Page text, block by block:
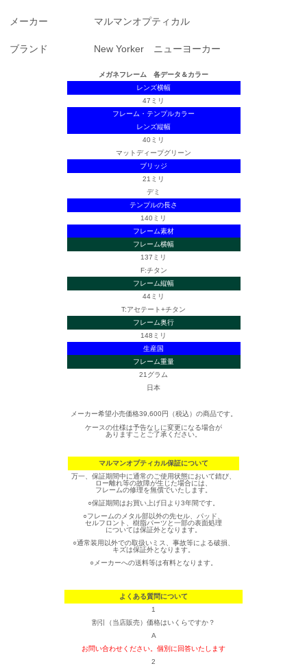
メーカー マルマンオプティカル
ブランド New Yorker ニューヨーカー
メガネフレーム 各データ＆カラー
レンズ横幅
47ミリ
フレーム・テンプルカラー
レンズ縦幅
40ミリ
マットディープグリーン
ブリッジ
21ミリ
デミ
テンプルの長さ
140ミリ
フレーム素材
フレーム横幅
137ミリ
F:チタン
フレーム縦幅
44ミリ
T:アセテート+チタン
フレーム奥行
148ミリ
生産国
フレーム重量
21グラム
日本
メーカー希望小売価格39,600円（税込）の商品です。
ケースの仕様は予告なしに変更になる場合が
ありますことご了承ください。
マルマンオプティカル保証について
万一、保証期間中に通常のご使用状態において錆び、
ロー離れ等の故障が生じた場合には、
フレームの修理を無償でいたします。
○保証期間はお買い上げ日より3年間です。
○フレームのメタル部以外の先セル、パッド、
セルフロント、樹脂パーツと一部の表面処理
については保証外となります。
○通常装用以外での取扱いミス、事故等による破損、
キズは保証外となります。
○メーカーへの送料等は有料となります。
よくある質問について
1
割引（当店販売）価格はいくらですか？
A
お問い合わせください。個別に回答いたします
2